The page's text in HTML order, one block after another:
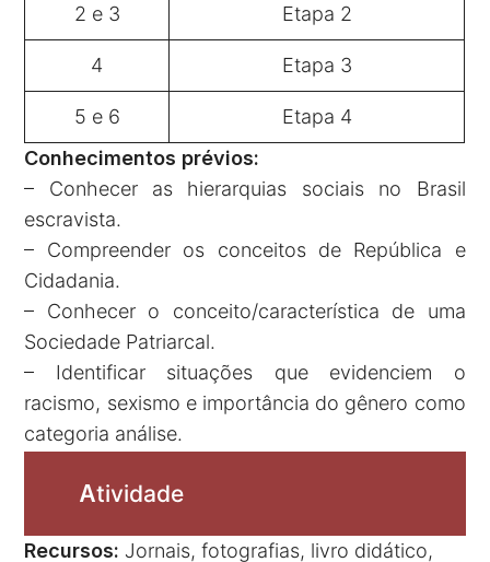
2 e 3 Etapa 2
4 Etapa 3
5 e 6
Etapa 4
Conhecimentos prévios:
– Conhecer as hierarquias sociais no Brasil
escravista.
– Compreender os conceitos de República e
Cidadania.
– Conhecer o conceito/característica de uma
Sociedade Patriarcal.
– Identificar situações que evidenciem o
racismo, sexismo e importância do gênero como
categoria análise.
Atividade
Recursos: Jornais, fotografias, livro didático,